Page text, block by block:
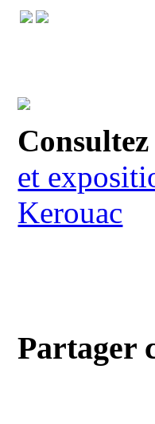
et
Kerouac
Partager